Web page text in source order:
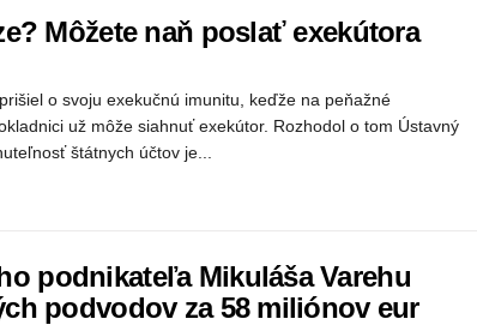
Môžete naň poslať exekútora
o svoju exekučnú imunitu, keďže na peňažné
už môže siahnuť exekútor. Rozhodol o tom Ústavný
štátnych účtov je...
podnikateľa Mikuláša Varehu
podvodov za 58 miliónov eur